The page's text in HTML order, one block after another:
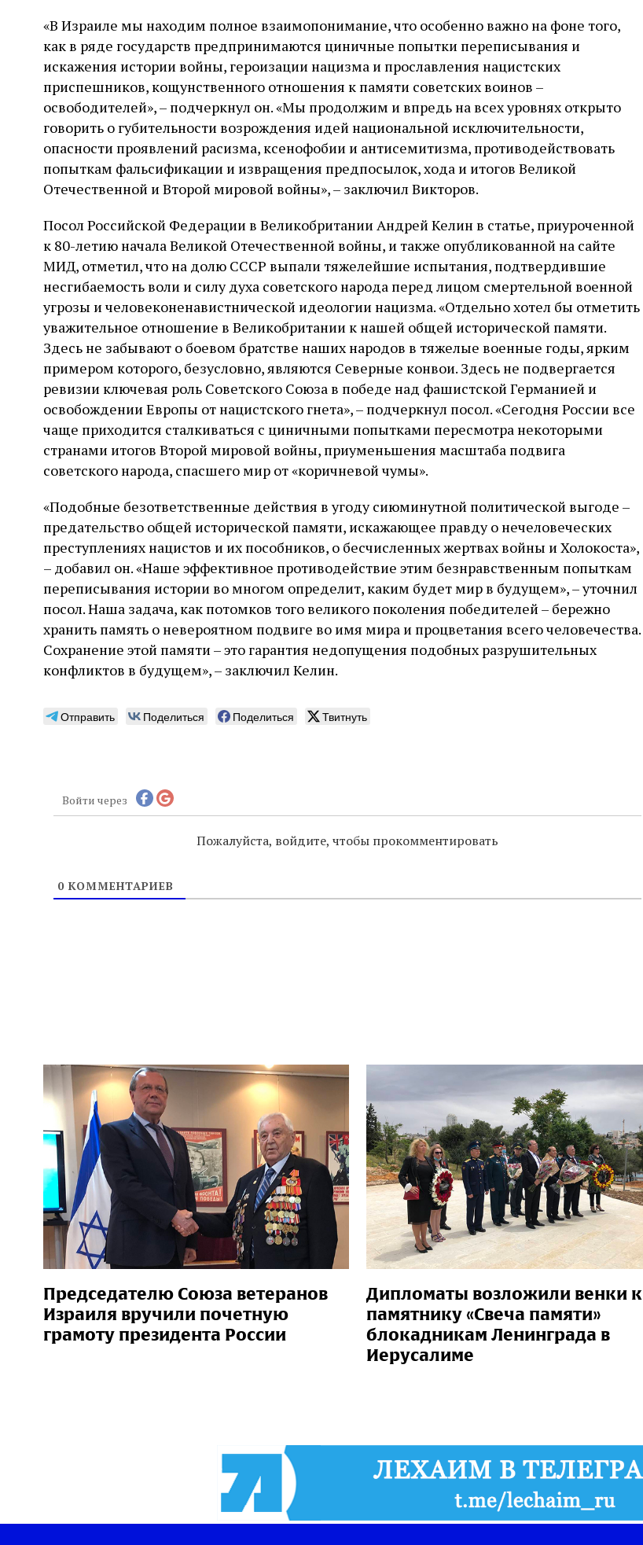
«В Израиле мы находим полное взаимопонимание, что особенно важно на фоне того,
как в ряде государств предпринимаются циничные попытки переписывания и
искажения истории войны, героизации нацизма и прославления нацистских
приспешников, кощунственного отношения к памяти советских воинов –
освободителей», – подчеркнул он. «Мы продолжим и впредь на всех уровнях открыто
говорить о губительности возрождения идей национальной исключительности,
опасности проявлений расизма, ксенофобии и антисемитизма, противодействовать
попыткам фальсификации и извращения предпосылок, хода и итогов Великой
Отечественной и Второй мировой войны», – заключил Викторов.
Посол Российской Федерации в Великобритании Андрей Келин в статье, приуроченной
к 80-летию начала Великой Отечественной войны, и также опубликованной на сайте
МИД, отметил, что на долю СССР выпали тяжелейшие испытания, подтвердившие
несгибаемость воли и силу духа советского народа перед лицом смертельной военной
угрозы и человеконенавистнической идеологии нацизма. «Отдельно хотел бы отметить
уважительное отношение в Великобритании к нашей общей исторической памяти.
Здесь не забывают о боевом братстве наших народов в тяжелые военные годы, ярким
примером которого, безусловно, являются Северные конвои. Здесь не подвергается
ревизии ключевая роль Советского Союза в победе над фашистской Германией и
освобождении Европы от нацистского гнета», – подчеркнул посол. «Сегодня России все
чаще приходится сталкиваться с циничными попытками пересмотра некоторыми
странами итогов Второй мировой войны, приуменьшения масштаба подвига
советского народа, спасшего мир от «коричневой чумы».
«Подобные безответственные действия в угоду сиюминутной политической выгоде –
предательство общей исторической памяти, искажающее правду о нечеловеческих
преступлениях нацистов и их пособников, о бесчисленных жертвах войны и Холокоста»,
– добавил он. «Наше эффективное противодействие этим безнравственным попыткам
переписывания истории во многом определит, каким будет мир в будущем», – уточнил
посол. Наша задача, как потомков того великого поколения победителей – бережно
хранить память о невероятном подвиге во имя мира и процветания всего человечества.
Сохранение этой памяти – это гарантия недопущения подобных разрушительных
конфликтов в будущем», – заключил Келин.
Отправить Поделиться Поделиться Твитнуть
Войти через
Пожалуйста, войдите, чтобы прокомментировать
0КОММЕНТАРИЕВ
Председателю Союза ветеранов
Израиля вручили почетную
грамоту президента России
Дипломаты возложили венки к
памятнику «Свеча памяти»
блокадникам Ленинграда в
Иерусалиме